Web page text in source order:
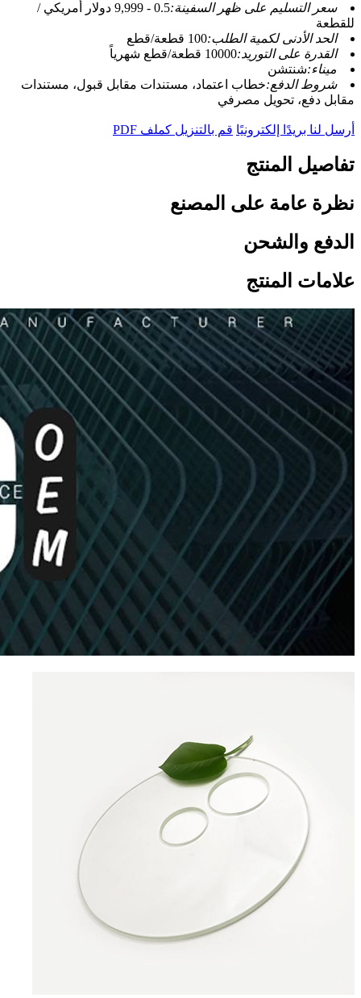
سعر التسليم على ظهر السفينة:
0.5 - 9,999 دولار أمريكي /
للقطعة
الحد الأدنى لكمية الطلب:100 قطعة/قطع
القدرة على التوريد:10000 قطعة/قطع شهرياً
ميناء:شنتشن
شروط الدفع:خطاب اعتماد، مستندات مقابل قبول، مستندات
مقابل دفع، تحويل مصرفي
أرسل لنا بريدًا إلكترونيًا قم بالتنزيل كملف PDF
تفاصيل المنتج
نظرة عامة على المصنع
الدفع والشحن
علامات المنتج